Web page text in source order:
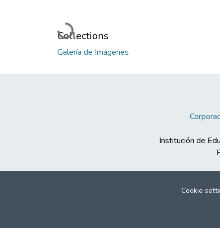
Loading...
Collections
Galería de Imágenes
Institución de
Cookie